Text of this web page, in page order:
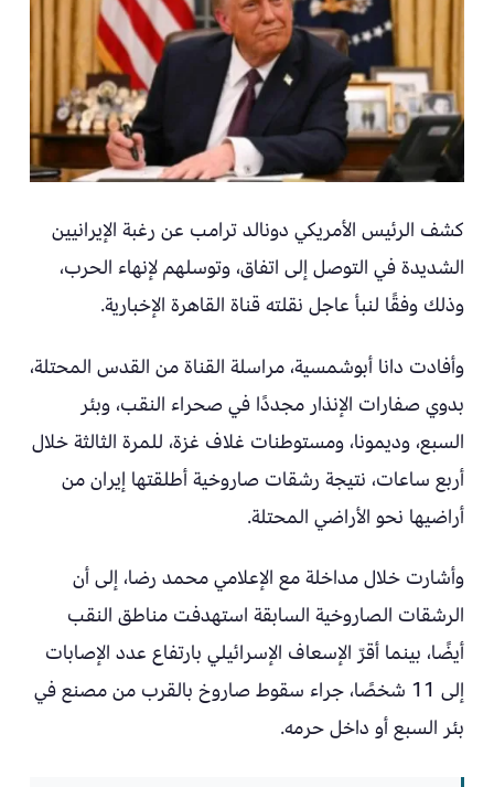
كشف الرئيس الأمريكي دونالد ترامب عن رغبة الإيرانيين
الشديدة في التوصل إلى اتفاق، وتوسلهم لإنهاء الحرب،
وذلك وفقًا لنبأ عاجل نقلته قناة القاهرة الإخبارية.
وأفادت دانا أبوشمسية، مراسلة القناة من القدس المحتلة،
بدوي صفارات الإنذار مجددًا في صحراء النقب، وبئر
السبع، وديمونا، ومستوطنات غلاف غزة، للمرة الثالثة خلال
أربع ساعات، نتيجة رشقات صاروخية أطلقتها إيران من
أراضيها نحو الأراضي المحتلة.
وأشارت خلال مداخلة مع الإعلامي محمد رضا، إلى أن
الرشقات الصاروخية السابقة استهدفت مناطق النقب
أيضًا، بينما أقرّ الإسعاف الإسرائيلي بارتفاع عدد الإصابات
إلى 11 شخصًا، جراء سقوط صاروخ بالقرب من مصنع في
بئر السبع أو داخل حرمه.